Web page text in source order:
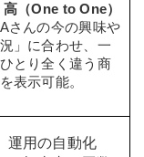
（One to One）
Aさんの今の興味や
」に合わせ、一
とり全く違う商
表示可能。
運用の自動化